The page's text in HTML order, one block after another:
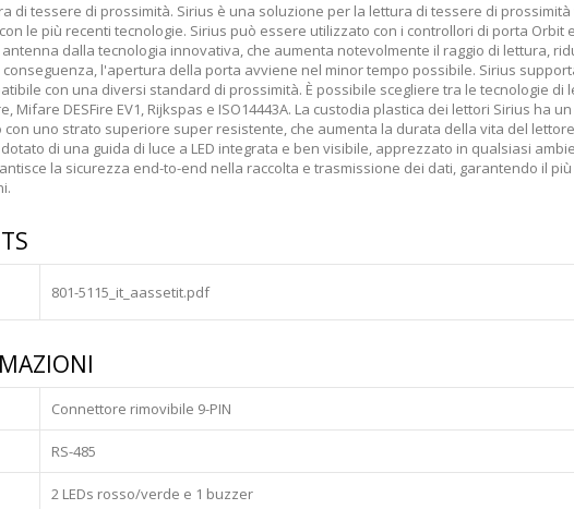
di tessere di prossimità. Sirius è una soluzione per la lettura di tessere di
le più recenti tecnologie. Sirius può essere utilizzato con i controllori di porta Orbit
antenna dalla tecnologia innovativa, che aumenta notevolmente il raggio di lettura,
l'apertura della porta avviene nel minor tempo possibile. Sirius
con una diversi standard di prossimità. È possibile scegliere tra le tecnologie di
Mifare DESFire EV1, Rijkspas e ISO14443A. La custodia plastica dei lettori Sirius ha
uno strato superiore super resistente, che aumenta la durata della vita del
di una guida di luce a LED integrata e ben visibile, apprezzato in qualsiasi
la sicurezza end-to-end nella raccolta e trasmissione dei dati, garantendo il
801-5115_it_aassetit.pdf
Connettore rimovibile 9-PIN
RS-485
2 LEDs rosso/verde e 1 buzzer